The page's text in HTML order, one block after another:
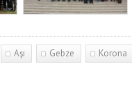
Aşı Gebze Korona